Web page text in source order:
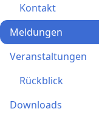
Kontakt
Meldungen
Veranstaltungen
Rückblick
Downloads